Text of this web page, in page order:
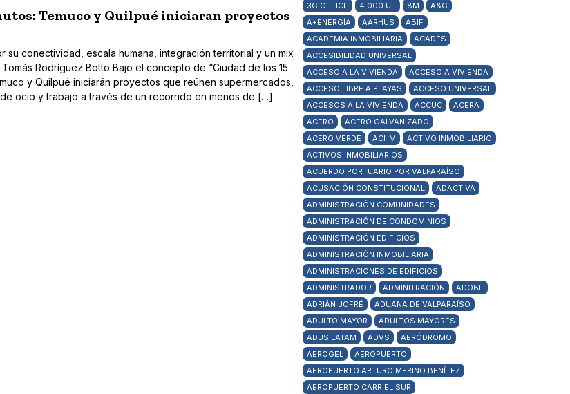
Temuco y Quilpué iniciaran proyectos
su conectividad, escala humana, integración territorial y un mix
Rodríguez Botto Bajo el concepto de “Ciudad de los 15
y Quilpué iniciarán proyectos que reúnen supermercados,
ocio y trabajo a través de un recorrido en menos de […]
3G OFFICE
4.000 UF 8M
A&G
A+ENERGÍA
AARHUS
ABIF
ACADEMIA INMOBILIARIA
ACADES
ACCESIBILIDAD UNIVERSAL
ACCESO A LA VIVIENDA
ACCESO A VIVIENDA
ACCESO LIBRE A PLAYAS
ACCESO UNIVERSAL
ACCESOS A LA VIVIENDA
ACCUC
ACERA
ACERO
ACERO GALVANIZADO
ACERO VERDE
ACHM
ACTIVO INMOBILIARIO
ACTIVOS INMOBILIARIOS
ACUERDO PORTUARIO POR VALPARAÍSO
ACUSACIÓN CONSTITUCIONAL
ADACTIVA
ADMINISTRACIÓN COMUNIDADES
ADMINISTRACIÓN DE CONDOMINIOS
ADMINISTRACIÓN EDIFICIOS
ADMINISTRACIÓN INMOBILIARIA
ADMINISTRACIONES DE EDIFICIOS
ADMINISTRADOR
ADMINITRACIÓN
ADOBE
ADRIÁN JOFRÉ
ADUANA DE VALPARAÍSO
ADULTO MAYOR
ADULTOS MAYORES
ADUS LATAM
ADVS
AERÓDROMO
AEROGEL
AEROPUERTO
AEROPUERTO ARTURO MERINO BENÍTEZ
AEROPUERTO CARRIEL SUR